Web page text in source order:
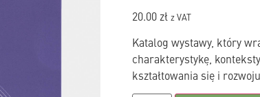
20.00 zł z VAT
Katalog wystawy, który
charakterystykę,
kształtowania się i